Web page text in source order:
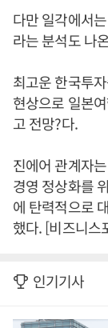
다만 일각에서
라는 분석도 나
최고운 한국투
현상으로 일본
고 전망?다.
진에어 관계자
경영 정상화를
에 탄력적으로
했다. [비즈니스
인기기사